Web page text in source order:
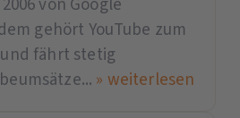
von Google
gehört YouTube zum
fährt stetig
» weiterlesen